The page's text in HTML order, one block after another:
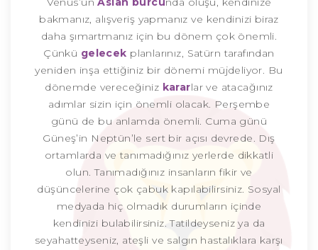
bakmanız, alışveriş yapmanız ve kendinizi biraz
daha şımartmanız için bu dönem çok önemli.
Çünkü gelecek planlarınız, Satürn tarafından
yeniden inşa ettiğiniz bir dönemi müjdeliyor. Bu
dönemde vereceğiniz kararlar ve atacağınız
adımlar sizin için önemli olacak. Perşembe
günü de bu anlamda önemli. Cuma günü
Güneş’in Neptün’le sert bir açısı devrede. Dış
ortamlarda ve tanımadığınız yerlerde dikkatli
olun. Tanımadığınız insanların fikir ve
düşüncelerine çok çabuk kapılabilirsiniz. Sosyal
medyada hiç olmadık durumların içinde
kendinizi bulabilirsiniz. Tatildeyseniz ya da
seyahatteyseniz, ateşli ve salgın hastalıklara karşı